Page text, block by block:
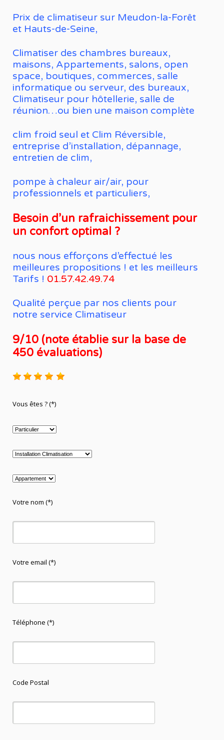
Prix de climatiseur sur Meudon-la-Forêt
et Hauts-de-Seine,
Climatiser des chambres bureaux,
maisons, Appartements, salons, open
space, boutiques, commerces, salle
informatique ou serveur, des bureaux,
Climatiseur pour hôtellerie, salle de
réunion…ou bien une maison complète
clim froid seul et Clim Réversible,
entreprise d’installation, dépannage,
entretien de clim,
pompe à chaleur air/air, pour
professionnels et particuliers,
Besoin d’un rafraichissement pour
un confort optimal ?
nous nous efforçons d’effectué les
meilleures propositions ! et les meilleurs
Tarifs ! 01.57.42.49.74
Qualité perçue par nos clients pour
notre service Climatiseur
9/10 (note établie sur la base de
450 évaluations)
Vous êtes ? (*)
Votre nom (*)
Votre email (*)
Téléphone (*)
Code Postal